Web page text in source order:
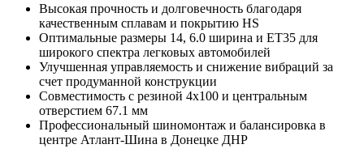
Высокая прочность и долговечность благодаря
качественным сплавам и покрытию HS
Оптимальные размеры 14, 6.0 ширина и ET35 для
широкого спектра легковых автомобилей
Улучшенная управляемость и снижение вибраций за
счет продуманной конструкции
Совместимость с резиной 4x100 и центральным
отверстием 67.1 мм
Профессиональный шиномонтаж и балансировка в
центре Атлант-Шина в Донецке ДНР